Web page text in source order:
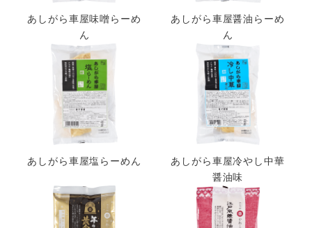
あしがら車屋味噌らーめ
ん
あしがら車屋醤油らーめ
ん
あしがら車屋塩らーめん
あしがら車屋冷やし中華
醤油味